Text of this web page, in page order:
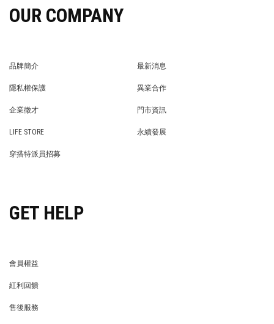
OUR COMPANY
品牌簡介
最新消息
隱私權保護
異業合作
企業徵才
門市資訊
LIFE STORE
永續發展
穿搭特派員招募
GET HELP
會員權益
紅利回饋
售後服務